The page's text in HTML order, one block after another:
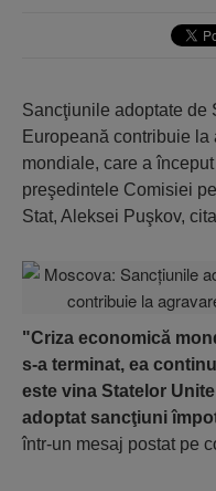
Sancţiunile adoptate de
Europeană contribuie
mondiale, care a
preşedintele Comisiei
Stat, Aleksei Puşkov,
"Criza economică
s-a terminat, ea
este vina Statelor
adoptat sancţiuni
într-un mesaj postat pe